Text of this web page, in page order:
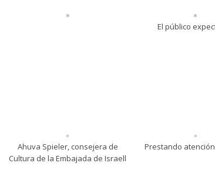
El público
Ahuva Spieler, consejera de
Cultura de la Embajada de Israell
Prestando